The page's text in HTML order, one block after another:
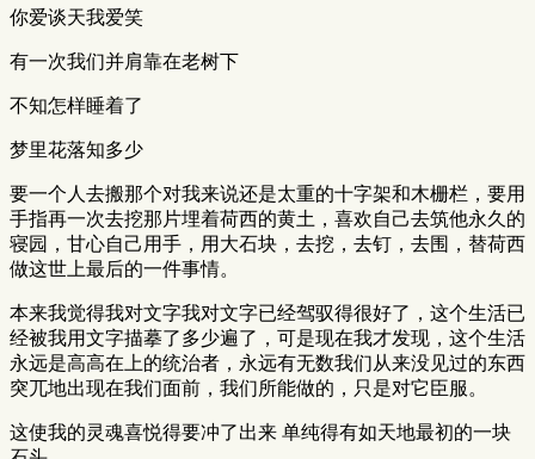
你爱谈天我爱笑
有一次我们并肩靠在老树下
不知怎样睡着了
梦里花落知多少
要一个人去搬那个对我来说还是太重的十字架和木栅栏，要用
手指再一次去挖那片埋着荷西的黄土，喜欢自己去筑他永久的
寝园，甘心自己用手，用大石块，去挖，去钉，去围，替荷西
做这世上最后的一件事情。
本来我觉得我对文字我对文字已经驾驭得很好了，这个生活已
经被我用文字描摹了多少遍了，可是现在我才发现，这个生活
永远是高高在上的统治者，永远有无数我们从来没见过的东西
突兀地出现在我们面前，我们所能做的，只是对它臣服。
这使我的灵魂喜悦得要冲了出来 单纯得有如天地最初的一块